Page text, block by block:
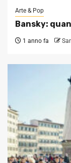
Arte & Pop
Bansky:
1 anno fa